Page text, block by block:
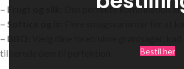
Bestil her
– Frugt og slik:
Den perfekte kombination af
– Softice og is:
– BBQ:
tilberede dem til perfektion.